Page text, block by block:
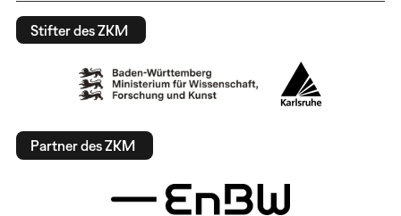
Stifter des ZKM
Partner des ZKM